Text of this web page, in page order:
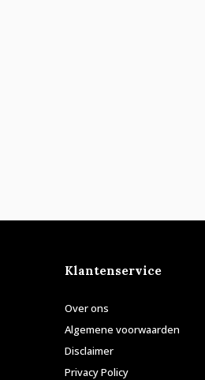
Klantenservice
Over ons
Algemene voorwaarden
Disclaimer
Privacy Policy